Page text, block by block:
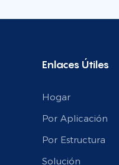
Enlaces Útiles
Hogar
Por Aplicación
Por Estructura
Solución